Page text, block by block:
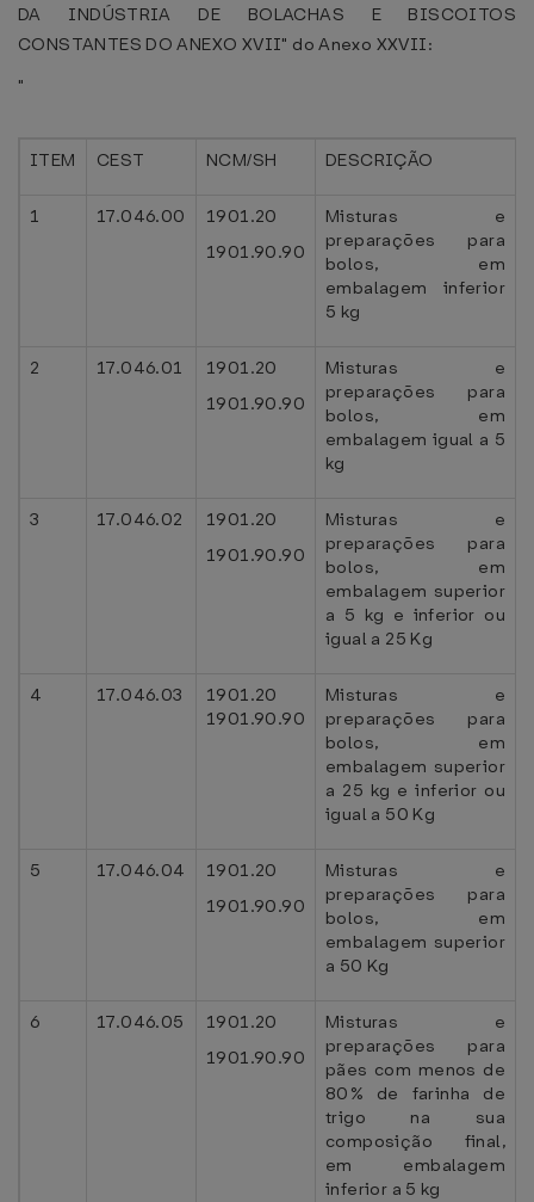
DA INDÚSTRIA DE BOLACHAS E BISCOITOS
CONSTANTES DO ANEXO XVII" do Anexo XXVII:
"
ITEM CEST NCM/SH DESCRIÇÃO
1 17.046.00
1901.20
1901.90.90
Misturas e
preparações para
bolos, em
embalagem inferior
5 kg
2 17.046.01
1901.20
1901.90.90
Misturas e
preparações para
bolos, em
embalagem igual a 5
kg
3 17.046.02
1901.20
1901.90.90
Misturas e
preparações para
bolos, em
embalagem superior
a 5 kg e inferior ou
igual a 25 Kg
4 17.046.03
1901.20
1901.90.90
Misturas e
preparações para
bolos, em
embalagem superior
a 25 kg e inferior ou
igual a 50 Kg
5 17.046.04
1901.20
1901.90.90
Misturas e
preparações para
bolos, em
embalagem superior
a 50 Kg
6 17.046.05
1901.20
1901.90.90
Misturas e
preparações para
pães com menos de
80% de farinha de
trigo na sua
composição final,
em embalagem
inferior a 5 kg